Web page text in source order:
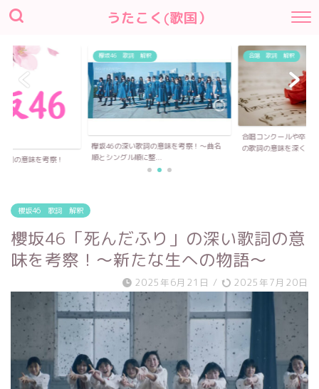
うたこく(歌国）
詞の意味を考察！
欅坂46 歌詞 解釈
欅坂46の深い歌詞の意味を考察！〜曲名
順とシングル順に整...
合唱 歌詞 解釈
合唱コンクールや卒業
の歌詞の意味を深く...
櫻坂46 歌詞 解釈
櫻坂46「死んだふり」の深い歌詞の意
味を考察！〜新たな生への物語～
2025年6月21日 / 2025年7月20日